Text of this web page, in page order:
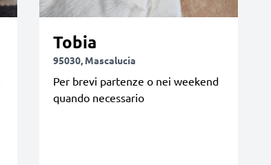
Tobia
95030, Mascalucia
Per brevi partenze o nei weekend
quando necessario